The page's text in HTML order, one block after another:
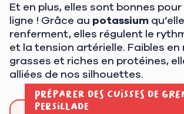
Et en plus, elles sont bonnes
ligne ! Grâce au potassium
renferment, elles régulent le
et la tension artérielle. Faibles en
grasses et riches en protéines,
alliées de nos silhouettes.
Préparer des cuisses de
persillade